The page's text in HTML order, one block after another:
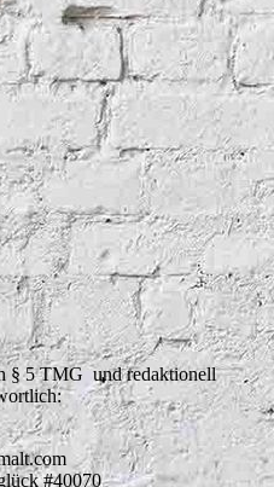
§ 5 TMG und redaktionell
#40070